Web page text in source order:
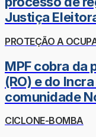
Justiça
PROTEÇÃO A
MPF cobra da
(RO) e do
comunidade
CICLONE-BOMBA